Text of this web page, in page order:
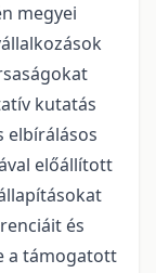
megyei
kutatás
elbírálásos
előállított
és
a támogatott